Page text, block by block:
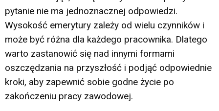
pytanie nie ma jednoznacznej odpowiedzi.
Wysokość emerytury zależy od wielu czynników i
może być różna dla każdego pracownika. Dlatego
warto zastanowić się nad innymi formami
oszczędzania na przyszłość i podjąć odpowiednie
kroki, aby zapewnić sobie godne życie po
zakończeniu pracy zawodowej.